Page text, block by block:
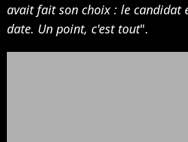
avait fait son choix : le candi­dat
date. Un point, c'est tout".